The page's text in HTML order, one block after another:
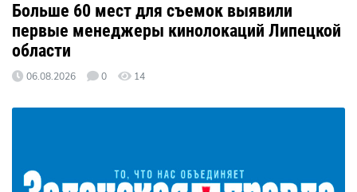
Больше 60 мест для съемок выявили
первые менеджеры кинолокаций Липецкой
области
06.08.2026 0 14